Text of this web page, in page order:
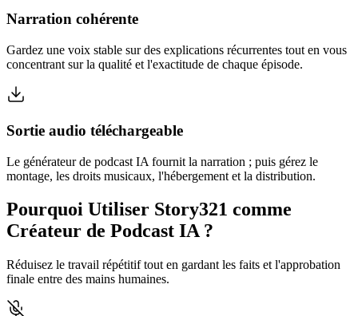
Narration cohérente
Gardez une voix stable sur des explications récurrentes tout en vous
concentrant sur la qualité et l'exactitude de chaque épisode.
Sortie audio téléchargeable
Le générateur de podcast IA fournit la narration ; puis gérez le
montage, les droits musicaux, l'hébergement et la distribution.
Pourquoi Utiliser Story321 comme
Créateur de Podcast IA ?
Réduisez le travail répétitif tout en gardant les faits et l'approbation
finale entre des mains humaines.